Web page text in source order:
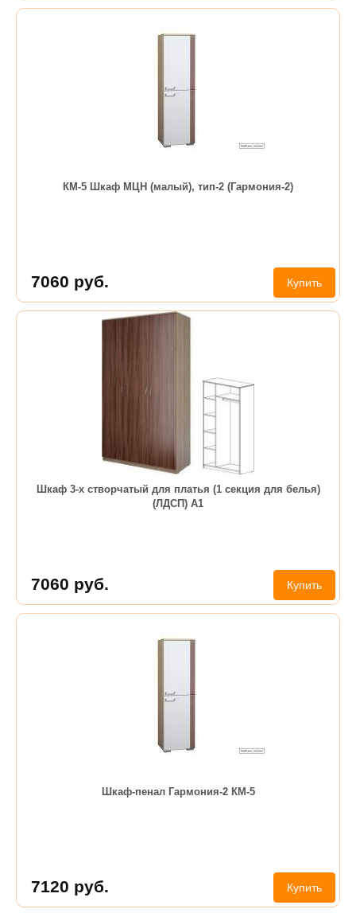
КМ-5 Шкаф МЦН (малый), тип-2 (Гармония-2)
7060 руб. Купить
Шкаф 3-х створчатый для платья (1 секция для белья)
(ЛДСП) А1
7060 руб. Купить
Шкаф-пенал Гармония-2 КМ-5
7120 руб. Купить